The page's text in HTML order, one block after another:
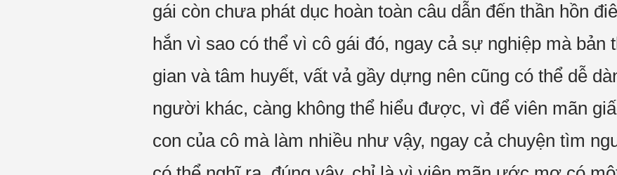
gái còn chưa phát dục hoàn toàn câu dẫn đến thần hồn
hắn vì sao có thể vì cô gái đó, ngay cả sự nghiệp mà bản
gian và tâm huyết, vất vả gầy dựng nên cũng có thể dễ
người khác, càng không thể hiểu được, vì để viên mãn
con của cô mà làm nhiều như vậy, ngay cả chuyện tìm